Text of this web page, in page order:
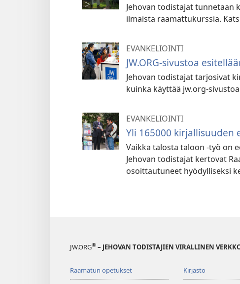
Jehovan todistajat tunnetaan
ilmaista raamattukurssia.
EVANKELIOINTI
JW.ORG-sivustoa
Jehovan todistajat tarjosivat
kuinka käyttää jw.org-
EVANKELIOINTI
Yli 165000 kirjallisuuden
Vaikka talosta taloon -työ on
Jehovan todistajat kertovat
osoittautuneet hyödylliseksi
JW.ORG® – JEHOVAN TODISTAJIEN VIRALLINEN
Raamatun opetukset Kirjasto